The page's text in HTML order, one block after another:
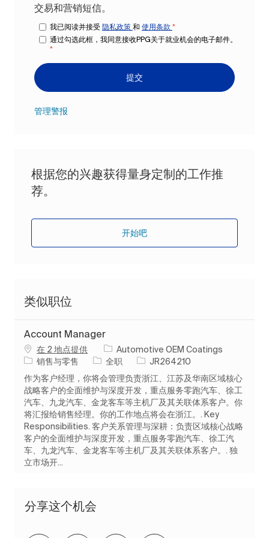
交易和营销短信。
我已阅读并接受 隐私政策 和 使用条款 *
通过勾选此框，我同意接收PPG关于就业机会的电子邮件。
*
提交
管理警报
根据您的兴趣获得量身定制的工作推
荐。
开始吧
类似职位
Account Manager
在 2 地点提供
Automotive OEM Coatings
类别销售与零售 工作类型
全职 作业 ID
JR264210
作为客户经理，你将会管理负责浙江、江苏及华南区域核心
战略客户的全面维护与深度开发，重点服务零跑汽车、徐工
汽车、九龙汽车、金龙客车等主机厂及其关联体系客户。你
将汇报给销售经理。你的工作地点将会在浙江。. Key
Responsibilities. 客户关系管理与深耕：负责区域核心战略
客户的全面维护与深度开发，重点服务零跑汽车、徐工汽
车、九龙汽车、金龙客车等主机厂及其关联体系客户。. 独
立市场开...
分享这个机会